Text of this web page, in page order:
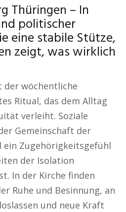
Thüringen – In
politischer
eine stabile Stütze,
zeigt, was wirklich
der wöchentliche
Ritual, das dem Alltag
verleiht. Soziale
Gemeinschaft der
ein Zugehörigkeitsgefühl
der Isolation
In der Kirche finden
Ruhe und Besinnung, an
und neue Kraft